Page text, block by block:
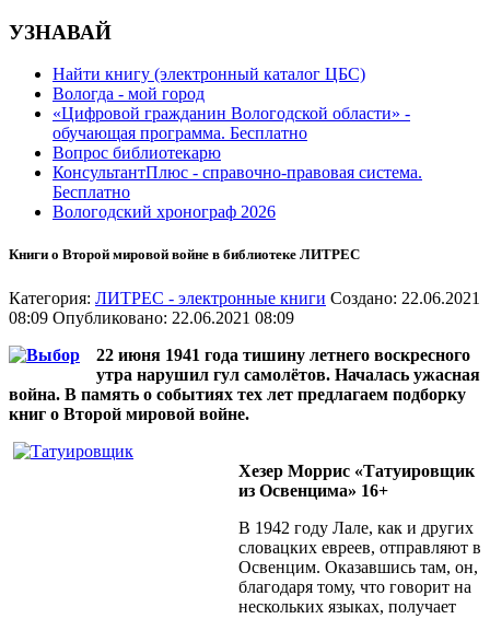
УЗНАВАЙ
Найти книгу (электронный каталог ЦБС)
Вологда - мой город
«Цифровой гражданин Вологодской области» -
обучающая программа. Бесплатно
Вопрос библиотекарю
КонсультантПлюс - справочно-правовая система.
Бесплатно
Вологодский хронограф 2026
Книги о Второй мировой войне в библиотеке ЛИТРЕС
Категория: ЛИТРЕС - электронные книги Создано: 22.06.2021
08:09 Опубликовано: 22.06.2021 08:09
22 июня 1941 года тишину летнего воскресного
утра нарушил гул самолётов. Началась ужасная
война. В память о событиях тех лет предлагаем подборку
книг о Второй мировой войне.
Хезер Моррис «Татуировщик
из Освенцима» 16+
В 1942 году Лале, как и других
словацких евреев, отправляют в
Освенцим. Оказавшись там, он,
благодаря тому, что говорит на
нескольких языках, получает